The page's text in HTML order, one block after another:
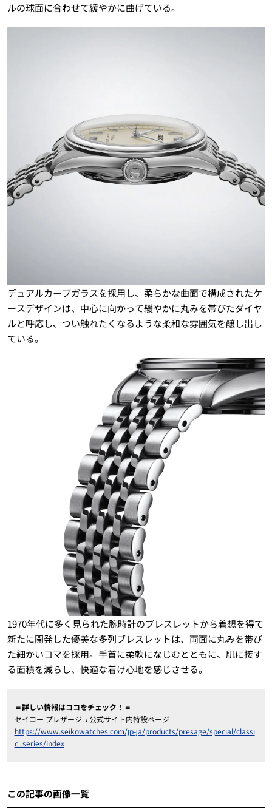
ルの球面に合わせて緩やかに曲げている。
デュアルカーブガラスを採用し、柔らかな曲面で構成されたケ
ースデザインは、中心に向かって緩やかに丸みを帯びたダイヤ
ルと呼応し、つい触れたくなるような柔和な雰囲気を醸し出し
ている。
1970年代に多く見られた腕時計のブレスレットから着想を得て
新たに開発した優美な多列ブレスレットは、両面に丸みを帯び
た細かいコマを採用。手首に柔軟になじむとともに、肌に接す
る面積を減らし、快適な着け心地を感じさせる。
＝詳しい情報はココをチェック！＝
セイコー プレザージュ公式サイト内特設ページ
https://www.seikowatches.com/jp-ja/products/presage/special/classi
c_series/index
この記事の画像一覧